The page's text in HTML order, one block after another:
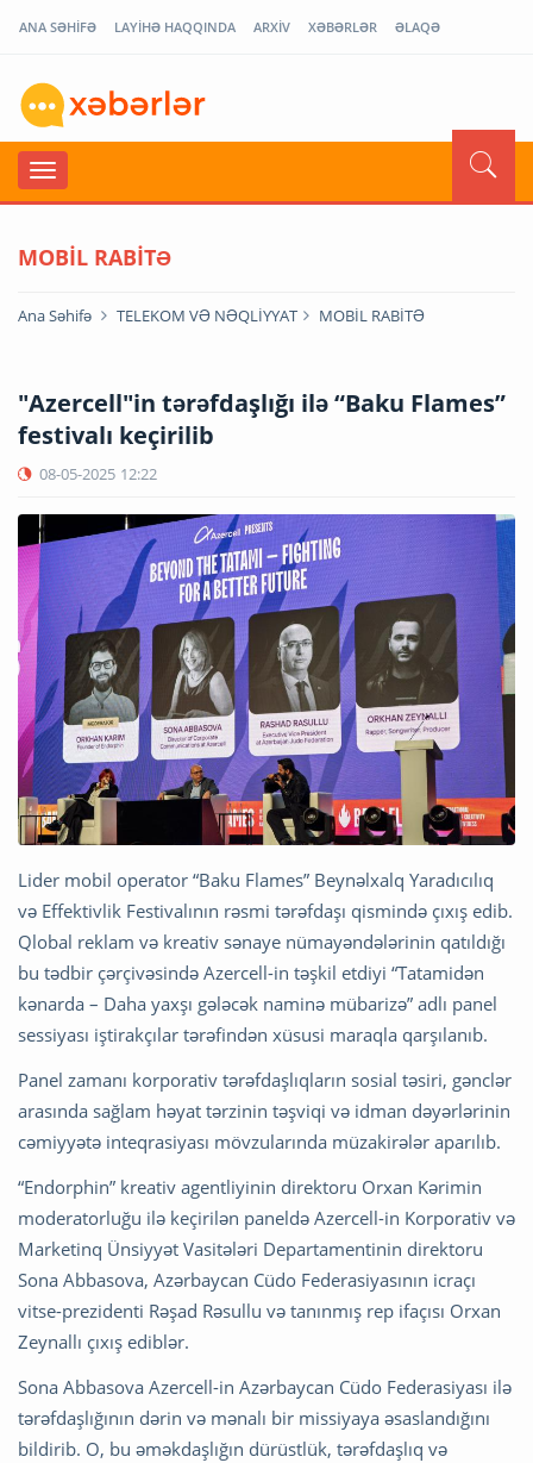
ANA SƏHİFƏ LAYİHƏ HAQQINDA ARXİV XƏBƏRLƏR ƏLAQƏ
MOBİL RABİTƏ
Ana Səhifə TELEKOM VƏ NƏQLİYYAT MOBİL RABİTƏ
"Azercell"in tərəfdaşlığı ilə “Baku Flames”
festivalı keçirilib
08-05-2025 12:22
Lider mobil operator “Baku Flames” Beynəlxalq Yaradıcılıq
və Effektivlik Festivalının rəsmi tərəfdaşı qismində çıxış edib.
Qlobal reklam və kreativ sənaye nümayəndələrinin qatıldığı
bu tədbir çərçivəsində Azercell-in təşkil etdiyi “Tatamidən
kənarda – Daha yaxşı gələcək naminə mübarizə” adlı panel
sessiyası iştirakçılar tərəfindən xüsusi maraqla qarşılanıb.
Panel zamanı korporativ tərəfdaşlıqların sosial təsiri, gənclər
arasında sağlam həyat tərzinin təşviqi və idman dəyərlərinin
cəmiyyətə inteqrasiyası mövzularında müzakirələr aparılıb.
“Endorphin” kreativ agentliyinin direktoru Orxan Kərimin
moderatorluğu ilə keçirilən paneldə Azercell-in Korporativ və
Marketinq Ünsiyyət Vasitələri Departamentinin direktoru
Sona Abbasova, Azərbaycan Cüdo Federasiyasının icraçı
vitse-prezidenti Rəşad Rəsullu və tanınmış rep ifaçısı Orxan
Zeynallı çıxış ediblər.
Sona Abbasova Azercell-in Azərbaycan Cüdo Federasiyası ilə
tərəfdaşlığının dərin və mənalı bir missiyaya əsaslandığını
bildirib. O, bu əməkdaşlığın dürüstlük, tərəfdaşlıq və